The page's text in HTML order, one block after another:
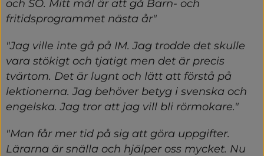
och SO. Mitt mål är att gå Barn- och
fritidsprogrammet nästa år"
"Jag ville inte gå på IM. Jag trodde det skulle
vara stökigt och tjatigt men det är precis
tvärtom. Det är lugnt och lätt att förstå på
lektionerna. Jag behöver betyg i svenska och
engelska. Jag tror att jag vill bli rörmokare."
"Man får mer tid på sig att göra uppgifter.
Lärarna är snälla och hjälper oss mycket. Nu